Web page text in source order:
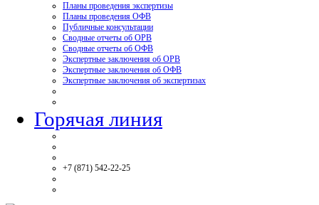
Планы проведения экспертизы
Планы проведения ОФВ
Публичные консультации
Сводные отчеты об ОРВ
Сводные отчеты об ОФВ
Экспертные заключения об ОРВ
Экспертные заключения об ОФВ
Экспертные заключения об экспертизах
Горячая линия
+7 (871) 542-22-25